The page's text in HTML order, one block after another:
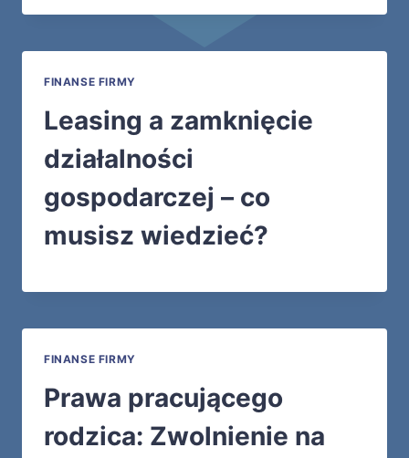
FINANSE FIRMY
Leasing a zamknięcie
działalności
gospodarczej – co
musisz wiedzieć?
FINANSE FIRMY
Prawa pracującego
rodzica: Zwolnienie na